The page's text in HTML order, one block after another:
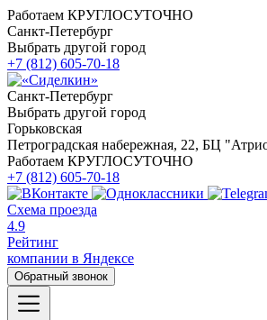
Работаем КРУГЛОСУТОЧНО
Санкт-Петербург
Выбрать другой город
+7 (812) 605-70-18
Санкт-Петербург
Выбрать другой город
Горьковская
Петроградская набережная, 22, БЦ
Работаем КРУГЛОСУТОЧНО
+7 (812) 605-70-18
Схема проезда
4.9
Рейтинг
компании в Яндексе
Обратный звонок